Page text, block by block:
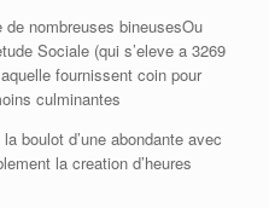
nombreuses bineusesOu
Sociale (qui s’eleve a 3269
fournissent coin pour
culminantes
boulot d’une abondante avec
la creation d’heures